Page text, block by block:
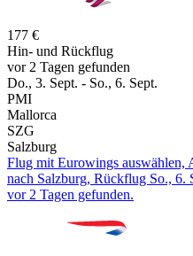
177 €
Hin- und Rückflug
vor 2 Tagen gefunden
Do., 3. Sept. - So., 6. Sept.
PMI
Mallorca
SZG
Salzburg
Flug mit Eurowings auswählen,
nach Salzburg, Rückflug So., 6.
vor 2 Tagen gefunden.